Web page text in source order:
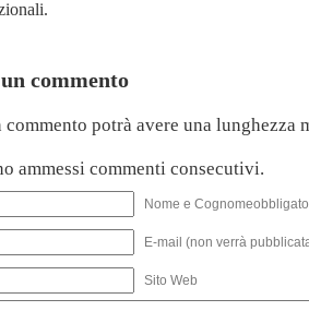
commento
commento potrà avere una lunghezza
ammessi commenti consecutivi.
Nome e
E-mail (non verrà
Sito Web